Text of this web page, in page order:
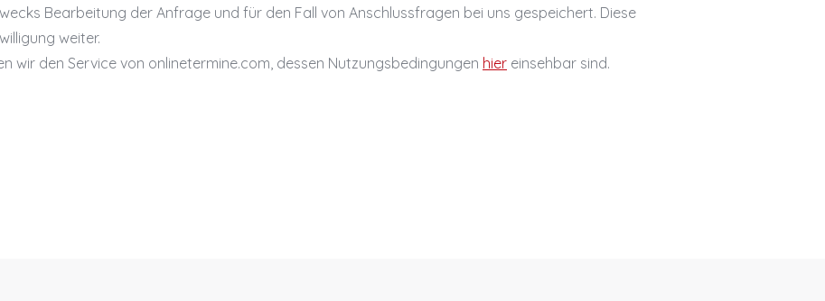
Bearbeitung der Anfrage und für den Fall von Anschlussfragen bei uns gespeichert. Diese
weiter.
wir den Service von onlinetermine.com, dessen Nutzungsbedingungen hier einsehbar sind.